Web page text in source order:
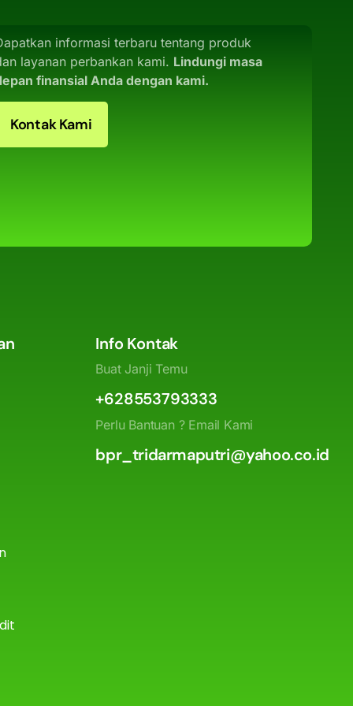
informasi terbaru tentang produk
layanan perbankan kami. Lindungi masa
finansial Anda dengan kami.
Kontak Kami
Info Kontak
Buat Janji Temu
+628553793333
Perlu Bantuan ? Email Kami
bpr_tridarmaputri@yahoo.co.id